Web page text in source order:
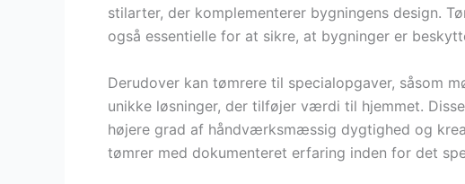
stilarter, der komplementerer bygningens design.
også essentielle for at sikre, at bygninger er
Derudover kan tømrere til specialopgaver, såsom
unikke løsninger, der tilføjer værdi til hjemmet.
højere grad af håndværksmæssig dygtighed og
tømrer med dokumenteret erfaring inden for det